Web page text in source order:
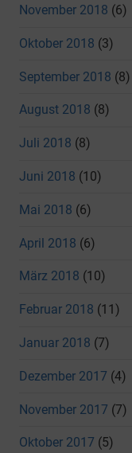
November 2018 (6)
Oktober 2018 (3)
September 2018 (8)
August 2018 (8)
Juli 2018 (8)
Juni 2018 (10)
Mai 2018 (6)
April 2018 (6)
März 2018 (10)
Februar 2018 (11)
Januar 2018 (7)
Dezember 2017 (4)
November 2017 (7)
Oktober 2017 (5)